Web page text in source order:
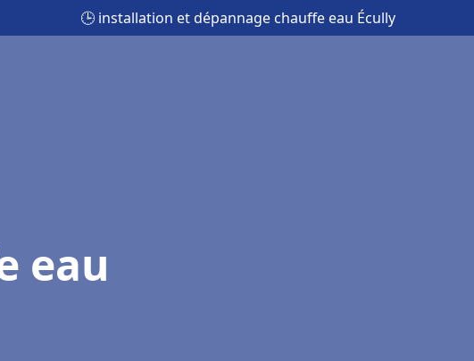
🕒 installation et dépannage chauffe eau Écully
eau